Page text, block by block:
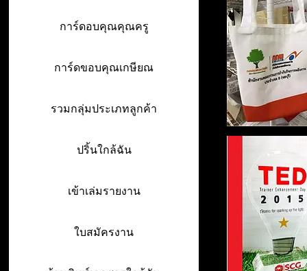
การ์ดอบคุณคุณครู
การ์ดขอบคุณเกษียณ
รวมกลุ่มประเภทลูกค้า
ปริ้นใกล้ฉัน
เข้าเล่มรายงาน
ใบสมัครงาน